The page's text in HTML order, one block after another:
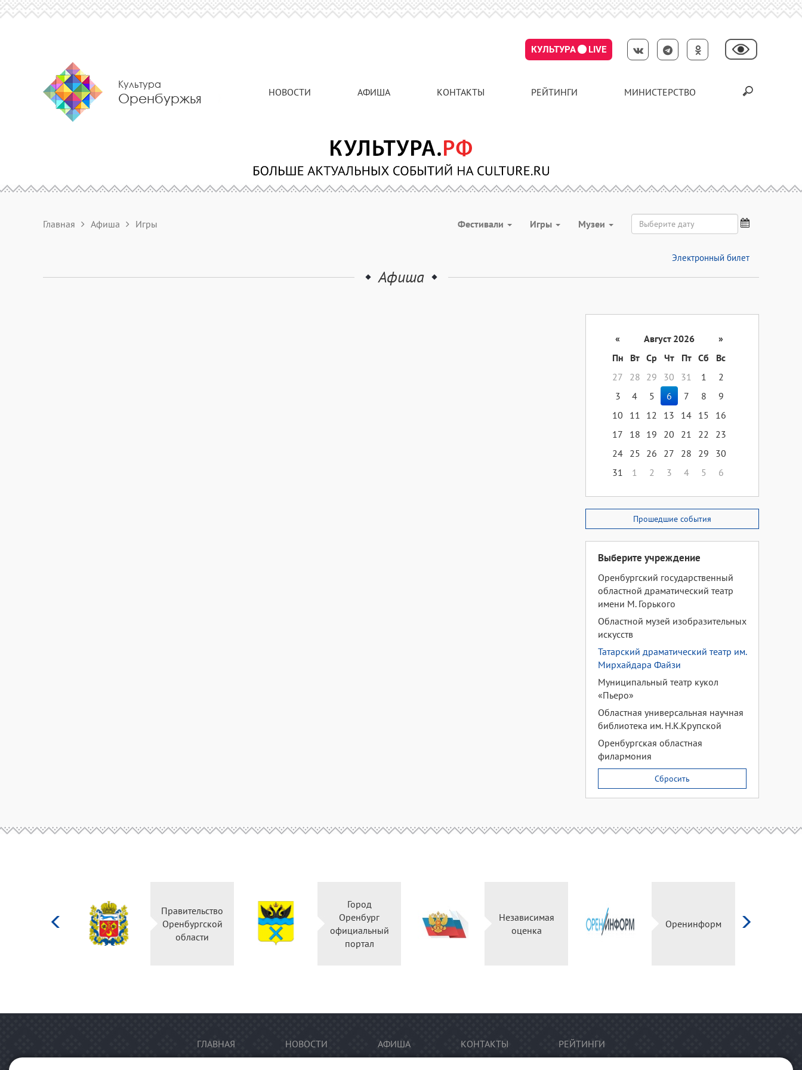
КУЛЬТУРА LIVE
Культура
Оренбуржья НОВОСТИ АФИША КОНТАКТЫ РЕЙТИНГИ МИНИСТЕРСТВО
Главная Афиша Игры Фестивали Игры Музеи
Электронный билет
Афиша
« Август 2026
»
Пн
Вт Ср Чт Пт Сб
Вс
27
28 29 30 31 1
2
3
4 5 6 7 8
9
10
11 12 13 14 15
16
17
18 19 20 21 22
23
24 25 26 27 28 29
30
31
1 2 3 4 5 6
Прошедшие события
Выберите учреждение
Оренбургский государственный
областной драматический театр
имени М. Горького
Областной музей изобразительных
искусств
Татарский драматический театр им.
Мирхайдара Файзи
Муниципальный театр кукол
«Пьеро»
Областная универсальная научная
библиотека им. Н.К.Крупской
Оренбургская областная
филармония
Сбросить
Правительство
Оренбургской
области
Город
Оренбург
официальный
портал
Независимая
оценка
Оренинформ
ГЛАВНАЯ НОВОСТИ АФИША КОНТАКТЫ РЕЙТИНГИ